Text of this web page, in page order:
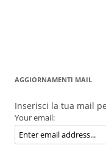
AGGIORNAMENTI MAIL
Inserisci la tua mail
Your email: